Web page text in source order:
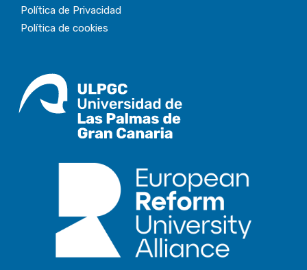
Política de Privacidad
Política de cookies